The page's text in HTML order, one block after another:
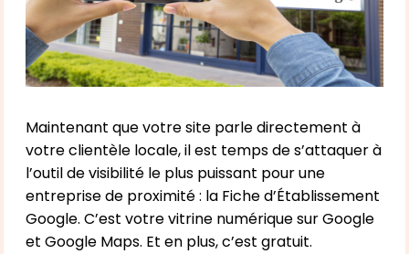
Maintenant que votre site parle directement à
votre clientèle locale, il est temps de s’attaquer à
l’outil de visibilité le plus puissant pour une
entreprise de proximité : la Fiche d’Établissement
Google. C’est votre vitrine numérique sur Google
et Google Maps. Et en plus, c’est gratuit.